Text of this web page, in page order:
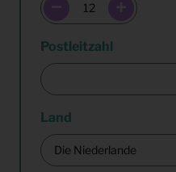
Postleitzahl
Land